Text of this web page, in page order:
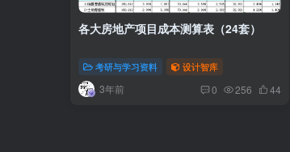
各大房地产项目成本测算表（24套）
考研与学习资料 设计智库
3年前 0 256 44